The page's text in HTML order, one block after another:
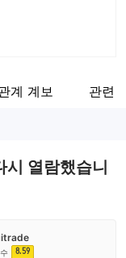
계 계보 관련
시 열람했습니
8.59